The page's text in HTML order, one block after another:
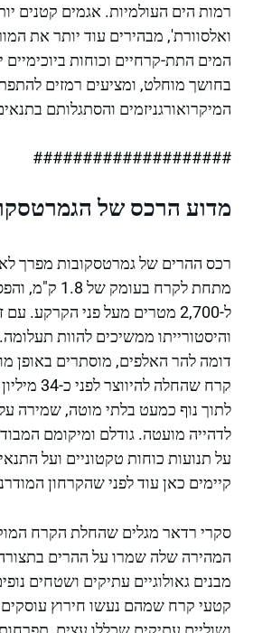
רמות הים העולמיות. אגמים קטנים
ואלסוורת', מבהירים עוד יותר את
המים התת-קרחיים וכוחות ביוכימיים
בחושך מוחלט, ומציעים רמזים
המיקרואורגניזמים והסתגלותם
####################
מדוע הרכס של
מתחת לקרח
ל-2,700 מטרים מעל פני הקרקע.
והיסטורייתו ממשיכים להוות
דומה להר האלפים, מוסתרים באופן
קרח שהחלה
לתוך נוף כמעט בלתי מוטה, שמירה
לדהייה מועטה. גודלם ומיקומם
על תנועות כוחות טקטוניים ועל
קיימים כאן עוד לפני שהקרחון
סקרי רדאר מגלים שהחלת הקרח
המהירה שלה שמרו על ההרים
מבנים גאולוגיים עתיקים ושטחים
קטעי קרח שמהם נעשו חירוץ